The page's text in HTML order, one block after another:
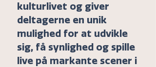
kulturlivet og giver
deltagerne en unik
mulighed for at udvikle
sig, få synlighed og spille
live på markante scener i